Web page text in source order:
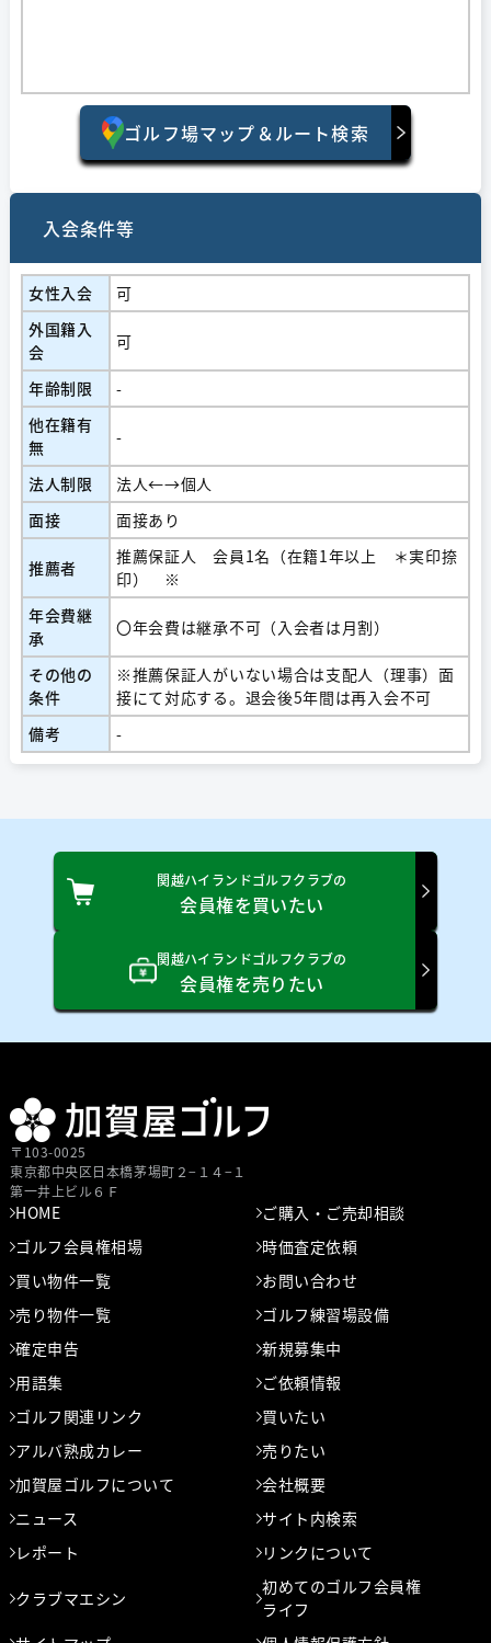
ゴルフ場マップ＆ルート検索
入会条件等
女性入会
可
外国籍入
会
可
年齢制限
-
他在籍有
無
-
法人制限
法人←→個人
面接
面接あり
推薦者
推薦保証人 会員1名（在籍1年以上 ＊実印捺
印） ※
年会費継
承
〇年会費は継承不可（入会者は月割）
その他の
条件
※推薦保証人がいない場合は支配人（理事）面
接にて対応する。退会後5年間は再入会不可
備考
-
関越ハイランドゴルフクラブの
会員権を買いたい
関越ハイランドゴルフクラブの
会員権を売りたい
〒103-0025
東京都中央区⽇本橋茅場町２−１４−１
第⼀井上ビル６Ｆ
HOME
ご購入・ご売却相談
ゴルフ会員権相場
時価査定依頼
買い物件一覧
お問い合わせ
売り物件一覧
ゴルフ練習場設備
確定申告
新規募集中
用語集
ご依頼情報
ゴルフ関連リンク
買いたい
アルバ熟成カレー
売りたい
加賀屋ゴルフについて
会社概要
ニュース
サイト内検索
レポート
リンクについて
クラブマエシン
初めてのゴルフ会員権
ライフ